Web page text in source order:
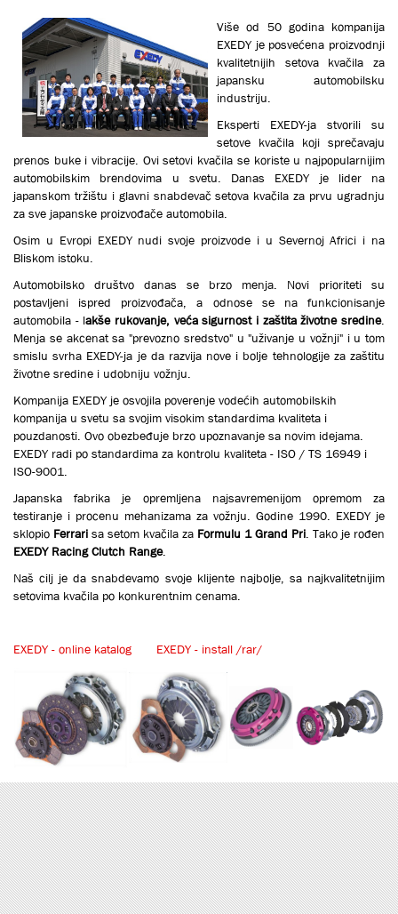
Više od 50 godina kompanija
EXEDY je posvećena proizvodnji
kvalitetnijih setova kvačila za
japansku automobilsku
industriju.
Eksperti EXEDY-ja stvorili su
setove kvačila koji sprečavaju
prenos buke i vibracije. Ovi setovi kvačila se koriste u najpopularnijim
automobilskim brendovima u svetu. Danas EXEDY je lider na
japanskom tržištu i glavni snabdevač setova kvačila za prvu ugradnju
za sve japanske proizvođače automobila.
Osim u Evropi EXEDY nudi svoje proizvode i u Severnoj Africi i na
Bliskom istoku.
Automobilsko društvo danas se brzo menja. Novi prioriteti su
postavljeni ispred proizvođača, a odnose se na funkcionisanje
automobila - lakše rukovanje, veća sigurnost i zaštita životne sredine.
Menja se akcenat sa "prevozno sredstvo" u "uživanje u vožnji" i u tom
smislu svrha EXEDY-ja je da razvija nove i bolje tehnologije za zaštitu
životne sredine i udobniju vožnju.
Kompanija EXEDY je osvojila poverenje vodećih automobilskih
kompanija u svetu sa svojim visokim standardima kvaliteta i
pouzdanosti. Ovo obezbeđuje brzo upoznavanje sa novim idejama.
EXEDY radi po standardima za kontrolu kvaliteta - ISO / TS 16949 i
ISO-9001.
Japanska fabrika je opremljena najsavremenijom opremom za
testiranje i procenu mehanizama za vožnju. Godine 1990. EXEDY je
sklopio Ferrari sa setom kvačila za Formulu 1 Grand Pri. Tako je rođen
EXEDY Racing Clutch Range.
Naš cilj je da snabdevamo svoje klijente najbolje, sa najkvalitetnijim
setovima kvačila po konkurentnim cenama.
EXEDY - online katalog EXEDY - install /rar/